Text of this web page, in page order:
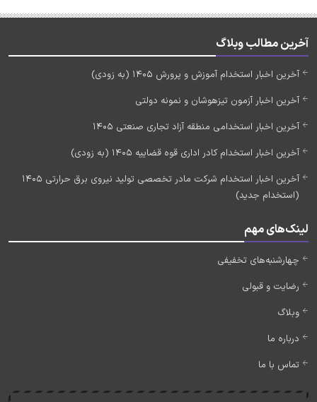
آخرین مطالب وبلاگ
آخرین اخبار استخدام آموزش و پرورش 1405 (به زودی)
آخرین اخبار آزمون تیزهوشان و نمونه دولتی
آخرین اخبار استخدامی منطقه آزاد تجاری صنعتی 1405
آخرین اخبار استخدام کادر اداری قوه قضاییه 1405 (به زودی)
آخرین اخبار استخدام شرکت مادر تخصصی تولید نیروی برق حرارتی 1405
(استخدام جدید)
لینک‌های مهم
چهارشنبه‌های تخفیفی
رضایت و قبولی
وبلاگ
درباره ما
تماس با ما